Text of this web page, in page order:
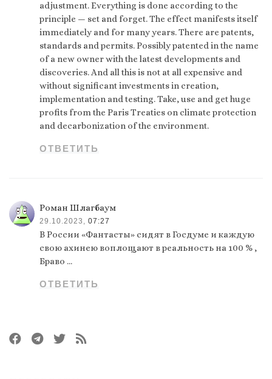
adjustment. Everything is done according to the
principle — set and forget. The effect manifests itself
immediately and for many years. There are patents,
standards and permits. Possibly patented in the name
of a new owner with the latest developments and
discoveries. And all this is not at all expensive and
without significant investments in creation,
implementation and testing. Take, use and get huge
profits from the Paris Treaties on climate protection
and decarbonization of the environment.
ОТВЕТИТЬ
Роман Шлагбаум
29.10.2023, 07:27
В России «Фантасты» сидят в Госдуме и каждую
свою ахинею воплощают в реальность на 100 % ,
Браво …
ОТВЕТИТЬ